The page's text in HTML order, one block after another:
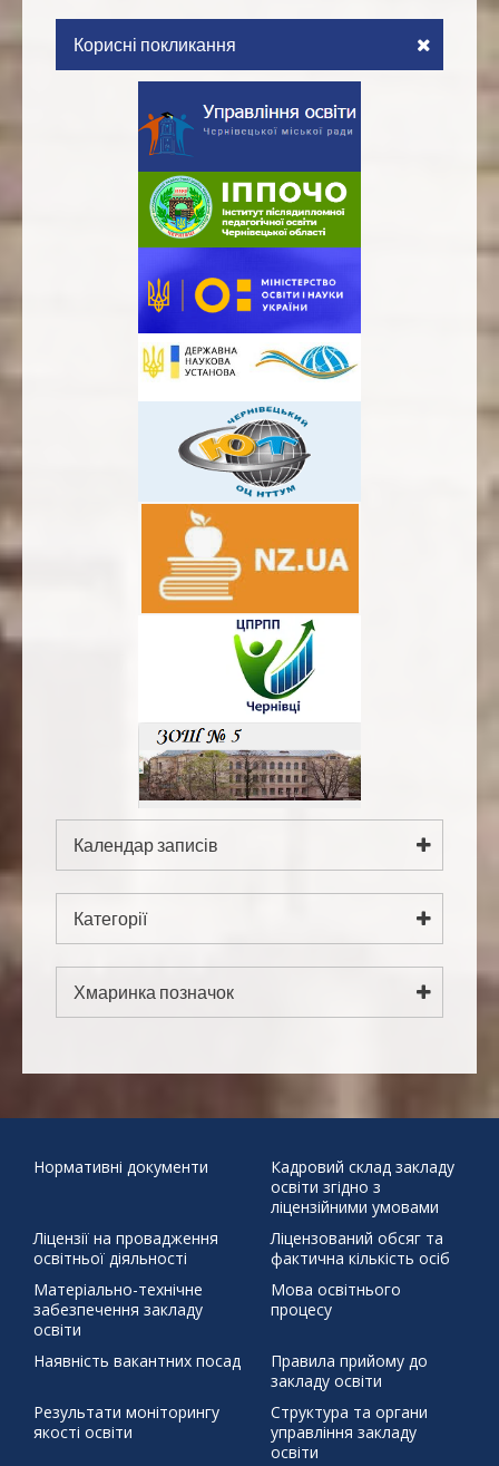
Корисні покликання
Календар записів
Серпень 2026
Пн Вт
Нд
3
4 5
9
10
11 12 13 14 15
16
24
25 26 27 28 29
30
Категорії
Категорії
Хмаринка позначок
життя Святий Миколай ЦЕЙ ДЕНЬ В ІСТОРІЇ 30 березня 1392 р.
демонстраційний урок захист проєктів
писанка
профорієнтація
тиждень права
Нормативні документи
Кадровий склад закладу
освіти згідно з
ліцензійними умовами
Ліцензії на провадження
освітньої діяльності
Ліцензований обсяг та
фактична кількість осіб
Матеріально-технічне
забезпечення закладу
освіти
Мова освітнього
процесу
Наявність вакантних посад
Правила прийому до
закладу освіти
Результати моніторингу
якості освіти
Структура та органи
управління закладу
освіти